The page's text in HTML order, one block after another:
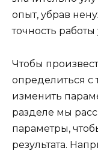
опыт, убрав
точность работы
Чтобы
определиться с
изменить
разделе мы
параметры,
результата.